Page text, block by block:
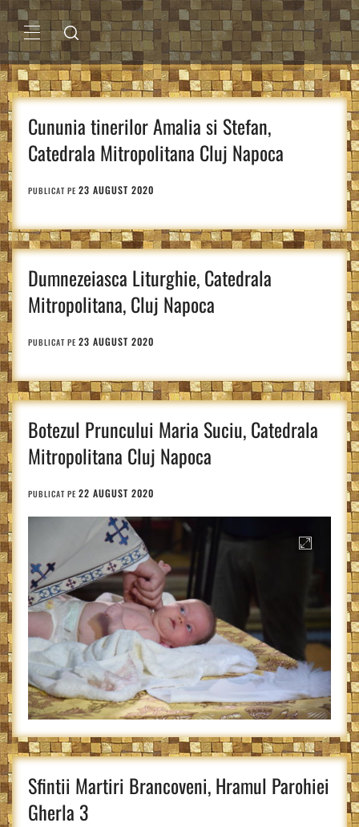
Sari
la
conținutMENIU
PRINCIPAL
Cununia tinerilor Amalia si Stefan,
Catedrala Mitropolitana Cluj Napoca
PUBLICAT PE 23 AUGUST 2020
Dumnezeiasca Liturghie, Catedrala
Mitropolitana, Cluj Napoca
PUBLICAT PE 23 AUGUST 2020
Botezul Pruncului Maria Suciu, Catedrala
Mitropolitana Cluj Napoca
PUBLICAT PE 22 AUGUST 2020
Sfintii Martiri Brancoveni, Hramul Parohiei
Gherla 3